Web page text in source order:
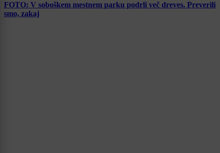
FOTO: V soboškem mestnem parku podrli več dreves. Preverili
smo, zakaj